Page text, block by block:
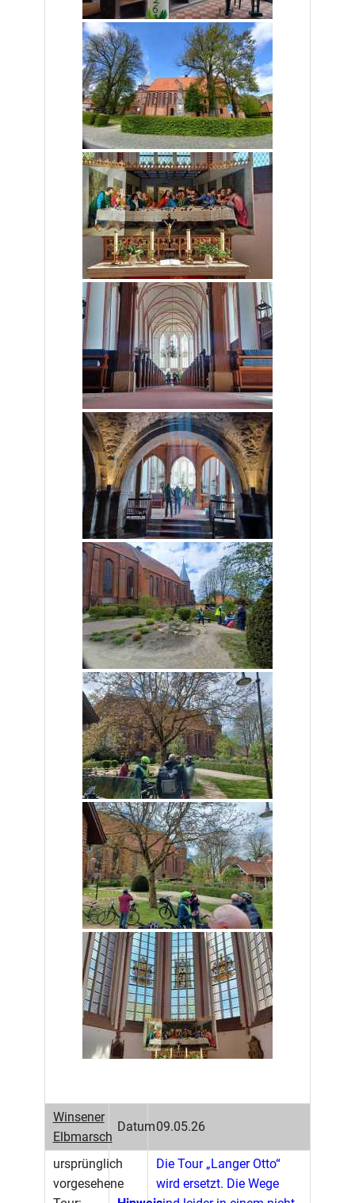
Winsener
Elbmarsch
Datum09.05.26
ursprünglich
vorgesehene
Die Tour „Langer Otto“
wird ersetzt. Die Wege